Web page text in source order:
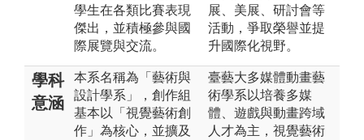
學生在各類比賽表現
傑出，並積極參與國
際展覽與交流。
展、美展、研討會等
活動，爭取榮譽並提
升國際化視野。
學科
意涵
本系名稱為「藝術與
設計學系」，創作組
基本以「視覺藝術創
作」為核心，並擴及
臺藝大多媒體動畫藝
術學系以培養多媒
體、遊戲與動畫跨域
人才為主，視覺藝術